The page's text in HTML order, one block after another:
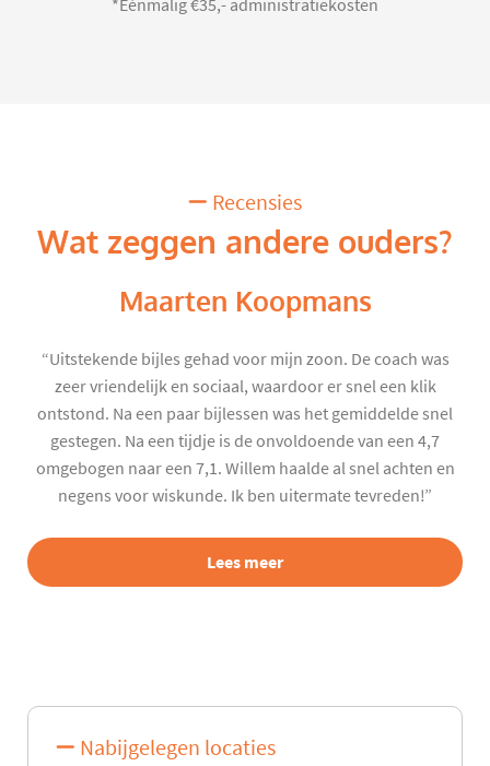
*Eénmalig €35,- administratiekosten
Recensies
Wat zeggen andere ouders?
Maarten Koopmans
“Uitstekende bijles gehad voor mijn zoon. De coach was
zeer vriendelijk en sociaal, waardoor er snel een klik
ontstond. Na een paar bijlessen was het gemiddelde snel
gestegen. Na een tijdje is de onvoldoende van een 4,7
omgebogen naar een 7,1. Willem haalde al snel achten en
negens voor wiskunde. Ik ben uitermate tevreden!”
Lees meer
Nabijgelegen locaties